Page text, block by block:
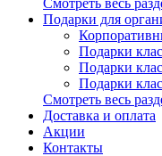
Подарки для
Подарки
Подарки
Подарки
Смотреть весь
Доставка и оплата
Акции
Контакты